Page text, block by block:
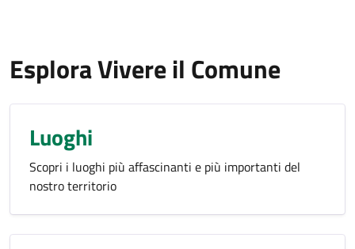
Esplora Vivere il Comune
Luoghi
Scopri i luoghi più affascinanti e più importanti del
nostro territorio